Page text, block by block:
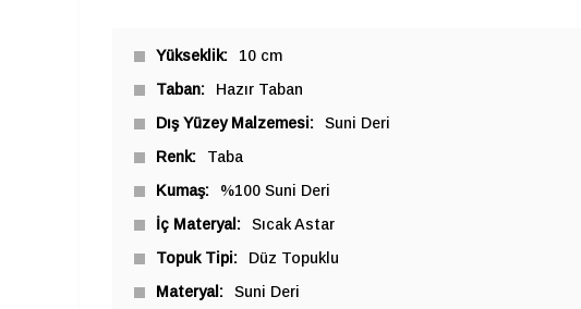
Yükseklik
10 cm
Taban
Hazır Taban
Dış Yüzey Malzemesi
Suni Deri
Renk
Taba
Kumaş
%100 Suni Deri
İç Materyal
Sıcak Astar
Topuk Tipi
Düz Topuklu
Materyal
Suni Deri